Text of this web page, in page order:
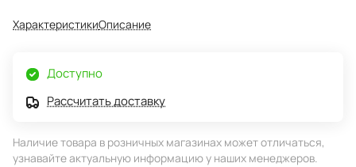
ХарактеристикиОписание
Доступно
Рассчитать доставку
Наличие товара в розничных магазинах может отличаться,
узнавайте актуальную информацию у наших менеджеров.